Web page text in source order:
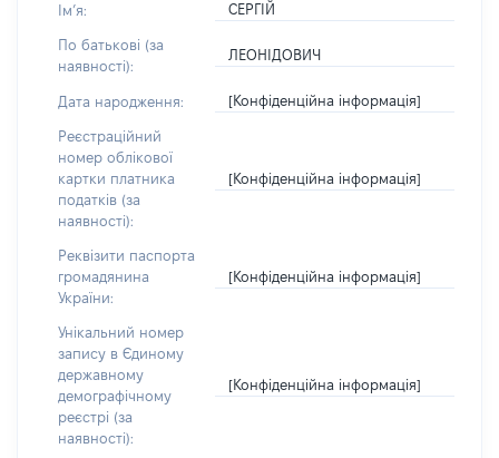
Імʼя: СЕРГІЙ
По батькові (за
наявності):
ЛЕОНІДОВИЧ
Дата народження: [Конфіденційна інформація]
Реєстраційний
номер облікової
картки платника
податків (за
наявності):
[Конфіденційна інформація]
Реквізити паспорта
громадянина
України:
[Конфіденційна інформація]
Унікальний номер
запису в Єдиному
державному
демографічному
реєстрі (за
наявності):
[Конфіденційна інформація]